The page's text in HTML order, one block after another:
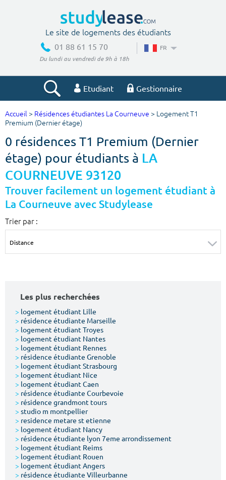
Le site de logements des étudiants
01 88 61 15 70
Du lundi au vendredi de 9h à 18h
FR
Etudiant Gestionnaire
Votre recherche
Ville, école
Budget min
€
Budget max
m² m²
Votre date d'entrée
Chercher
Accueil > Résidences étudiantes La Courneuve > Logement T1
Premium (Dernier étage)
0 résidences T1 Premium (Dernier
étage) pour étudiants à LA
COURNEUVE 93120
Trouver facilement un logement étudiant à
La Courneuve avec Studylease
Trier par :
Les plus recherchées
> logement étudiant Lille
> résidence étudiante Marseille
> logement étudiant Troyes
> logement étudiant Nantes
> logement étudiant Rennes
> résidence étudiante Grenoble
> logement étudiant Strasbourg
> logement étudiant Nice
> logement étudiant Caen
> résidence étudiante Courbevoie
> résidence grandmont tours
> studio m montpellier
> residence metare st etienne
> logement étudiant Nancy
> résidence étudiante lyon 7eme arrondissement
> logement étudiant Reims
> logement étudiant Rouen
> logement étudiant Angers
> résidence étudiante Villeurbanne